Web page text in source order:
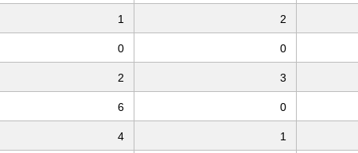
1 2
0 0
2 3
6 0
4 1